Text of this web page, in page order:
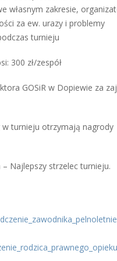
własnym zakresie,
za ew. urazy i problemy
turnieju
300 zł/zespół
GOSiR w Dopiewie za
w turnieju otrzymają nagrody
Najlepszy strzelec turnieju.